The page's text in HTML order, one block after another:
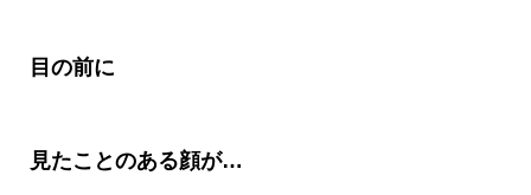
目の前に
見たことのある顔が…